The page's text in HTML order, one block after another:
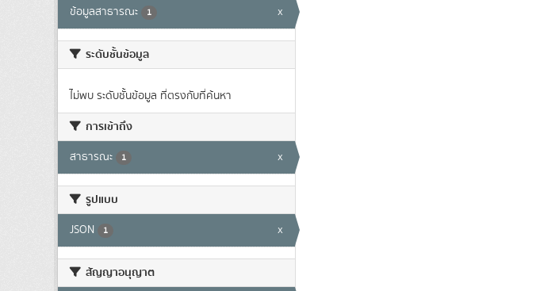
ข้อมูลสาธารณะ 1 x
ระดับชั้นข้อมูล
ไม่พบ ระดับชั้นข้อมูล ที่ตรงกับที่ค้นหา
การเข้าถึง
สาธารณะ 1 x
รูปแบบ
JSON 1 x
สัญญาอนุญาต